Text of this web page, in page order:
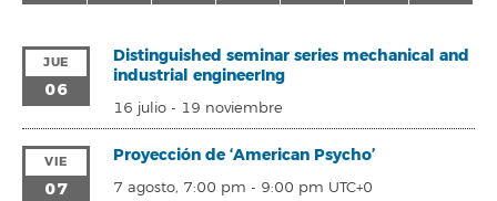
JUE
06
Distinguished seminar series mechanical and
industrial engineerIng
16 julio- 19 noviembre
VIE
07
Proyección de ‘American Psycho’
7 agosto, 7:00 pm - 9:00 pm UTC+0